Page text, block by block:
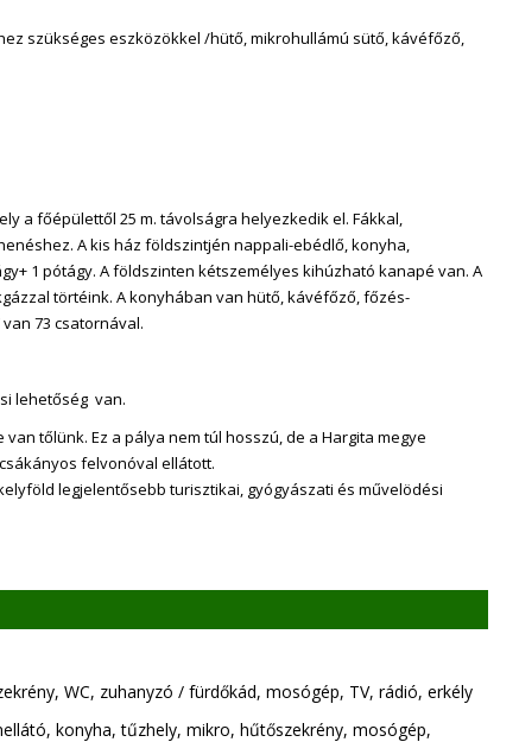
szükséges eszközökkel /hütő, mikrohullámú sütő, kávéfőző,
a főépülettől 25 m. távolságra helyezkedik el. Fákkal,
A kis ház földszintjén nappali-ebédlő, konyha,
1 pótágy. A földszinten kétszemélyes kihúzható kanapé van. A
törtéink. A konyhában van hütő, kávéfőző, főzés-
73 csatornával.
lehetőség van.
tőlünk. Ez a pálya nem túl hosszú, de a Hargita megye
felvonóval ellátott.
legjelentősebb turisztikai, gyógyászati és művelödési
WC, zuhanyzó / fürdőkád, mosógép, TV, rádió, erkély
konyha, tűzhely, mikro, hűtőszekrény, mosógép,